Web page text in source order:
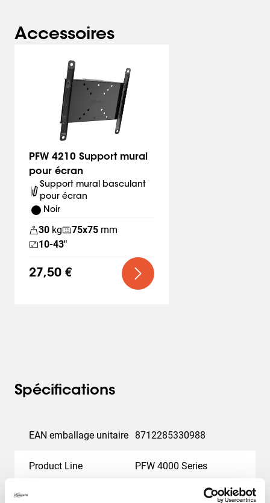
Accessoires
PFW 4210 Support mural
pour écran
Support mural basculant
pour écran
Noir
30 kg 75x75 mm
10-43"
27,50 €
Spécifications
EAN emballage unitaire 8712285330988
Product Line PFW 4000 Series
Support mural fixe